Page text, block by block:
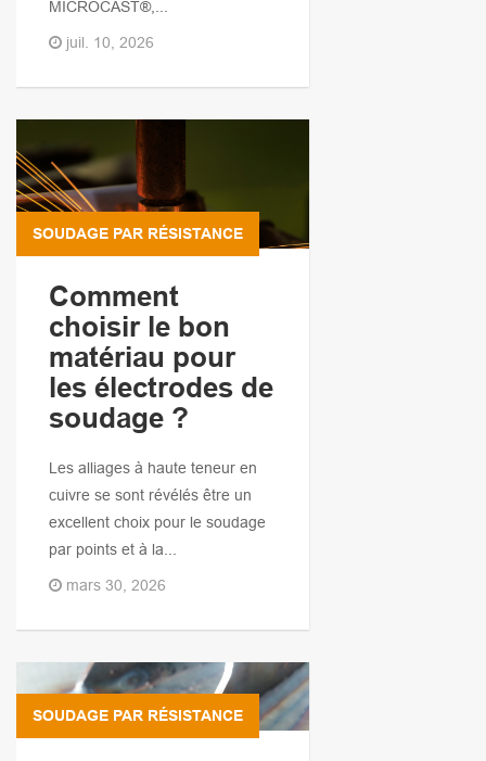
MICROCAST®,...
juil. 10, 2026
SOUDAGE PAR RÉSISTANCE
Comment
choisir le bon
matériau pour
les électrodes de
soudage ?
Les alliages à haute teneur en
cuivre se sont révélés être un
excellent choix pour le soudage
par points et à la...
mars 30, 2026
SOUDAGE PAR RÉSISTANCE